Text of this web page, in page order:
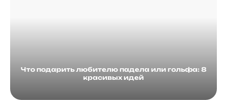
Что подарить любителю падела или гольфа: 8
красивых идей